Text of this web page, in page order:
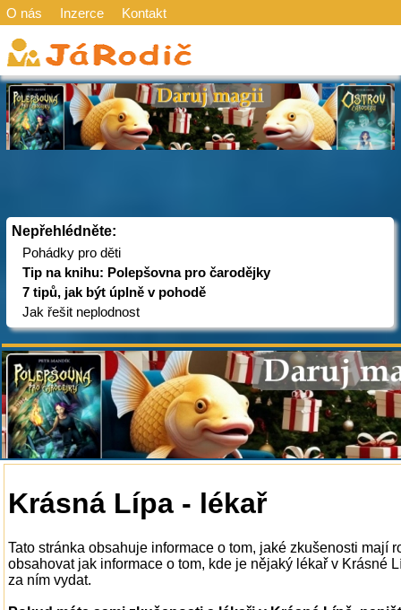
O nás Inzerce Kontakt
Nepřehlédněte:
Pohádky pro děti
Tip na knihu: Polepšovna pro čarodějky
7 tipů, jak být úplně v pohodě
Jak řešit neplodnost
Krásná Lípa - lékař
Tato stránka obsahuje informace o tom, jaké zkušenosti mají
obsahovat jak informace o tom, kde je nějaký lékař v Krásné
za ním vydat.